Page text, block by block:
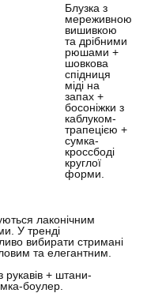
Блузка з
мереживною
вишивкою
та дрібними
рюшами +
шовкова
спідниця
міді на
запах +
босоніжки з
каблуком-
трапецією +
сумка-
кроссбоді
круглої
форми.
лаконічним
У тренді
вибирати стримані
та елегантним.
рукавів + штани-
боулер.